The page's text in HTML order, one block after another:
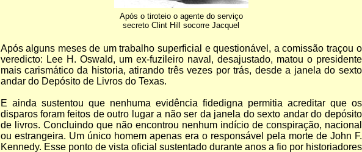
Após o tiroteio o agente do serviço
secreto Clint Hill socorre Jacquel
Após alguns meses de um trabalho superficial e questionável, a comissão traçou o
veredicto: Lee H. Oswald, um ex-fuzileiro naval, desajustado, matou o presidente
mais carismático da historia, atirando três vezes por trás, desde a janela do sexto
andar do Depósito de Livros do Texas.
E ainda sustentou que nenhuma evidência fidedigna permitia acreditar que os
disparos foram feitos de outro lugar a não ser da janela do sexto andar do depósito
de livros. Concluindo que não encontrou nenhum indício de conspiração, nacional
ou estrangeira. Um único homem apenas era o responsável pela morte de John F.
Kennedy. Esse ponto de vista oficial sustentado durante anos a fio por historiadores